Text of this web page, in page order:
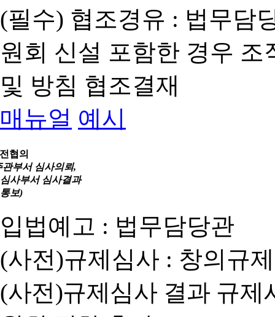
(필수) 협조경유 : 법무담
원회 신설 포함한 경우
및 방침 협조결재
매뉴얼 예시
협의
관부서 심사의뢰,
심사부서 심사결과
통보)
입법예고 : 법무담당관
(사전)규제심사 : 창의규
(사전)규제심사 결과 규